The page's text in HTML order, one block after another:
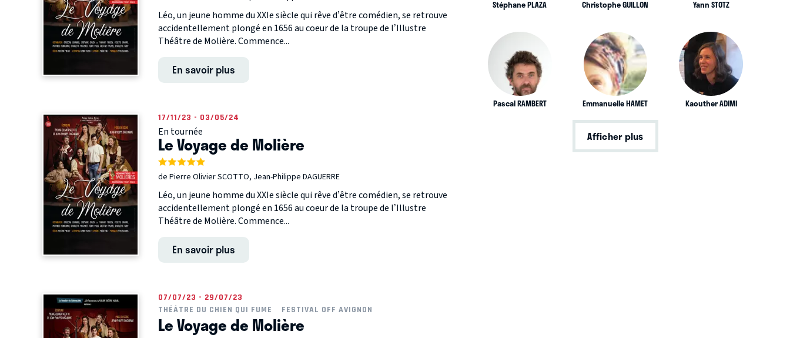
Léo, un jeune homme du XXIe siècle qui rêve d’être comédien, se retrouve
accidentellement plongé en 1656 au coeur de la troupe de l’Illustre
Théâtre de Molière. Commence...
En savoir plus
17/11/23 - 03/05/24
En tournée
Le Voyage de Molière
de Pierre Olivier SCOTTO, Jean-Philippe DAGUERRE
Léo, un jeune homme du XXIe siècle qui rêve d’être comédien, se retrouve
accidentellement plongé en 1656 au coeur de la troupe de l’Illustre
Théâtre de Molière. Commence...
En savoir plus
07/07/23 - 29/07/23
THÉÂTRE DU CHIEN QUI FUME
FESTIVAL OFF AVIGNON
Le Voyage de Molière
Stéphane PLAZA Christophe GUILLON Yann STOTZ
Pascal RAMBERT Emmanuelle HAMET Kaouther ADIMI
Afficher plus